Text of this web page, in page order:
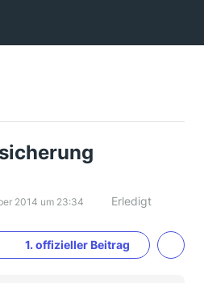
2014 um 23:34 Erledigt
1. offizieller Beitrag